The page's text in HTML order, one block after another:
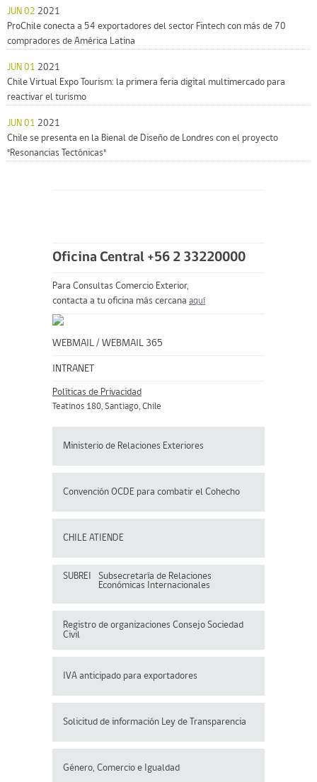
JUN 02 2021
ProChile conecta a 54 exportadores del sector Fintech con más de 70
compradores de América Latina
JUN 01 2021
Chile Virtual Expo Tourism: la primera feria digital multimercado para
reactivar el turismo
JUN 01 2021
Chile se presenta en la Bienal de Diseño de Londres con el proyecto
"Resonancias Tectónicas"
Oficina Central +56 2 33220000
Para Consultas Comercio Exterior,
contacta a tu oficina más cercana aquí
WEBMAIL / WEBMAIL 365
INTRANET
Políticas de Privacidad
Teatinos 180, Santiago, Chile
Ministerio de Relaciones Exteriores
Convención OCDE para combatir el Cohecho
CHILE ATIENDE
SUBREI
Subsecretaría de Relaciones
Económicas Internacionales
Registro de organizaciones Consejo Sociedad
Civil
IVA anticipado para exportadores
Solicitud de información Ley de Transparencia
Género, Comercio e Igualdad